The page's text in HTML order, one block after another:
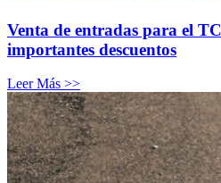
Venta de entradas para el
importantes descuentos
Leer Más >>